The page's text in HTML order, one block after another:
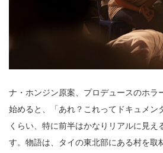
ナ・ホンジン原案、プロデュースのホラ
始めると、「あれ？これってドキュメン
くらい、特に前半はかなりリアルに見え
す。物語は、タイの東北部にある村を取